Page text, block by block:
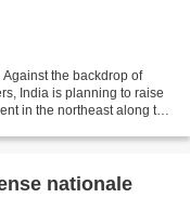
the backdrop of
India is planning to raise
in the northeast along the
nationale